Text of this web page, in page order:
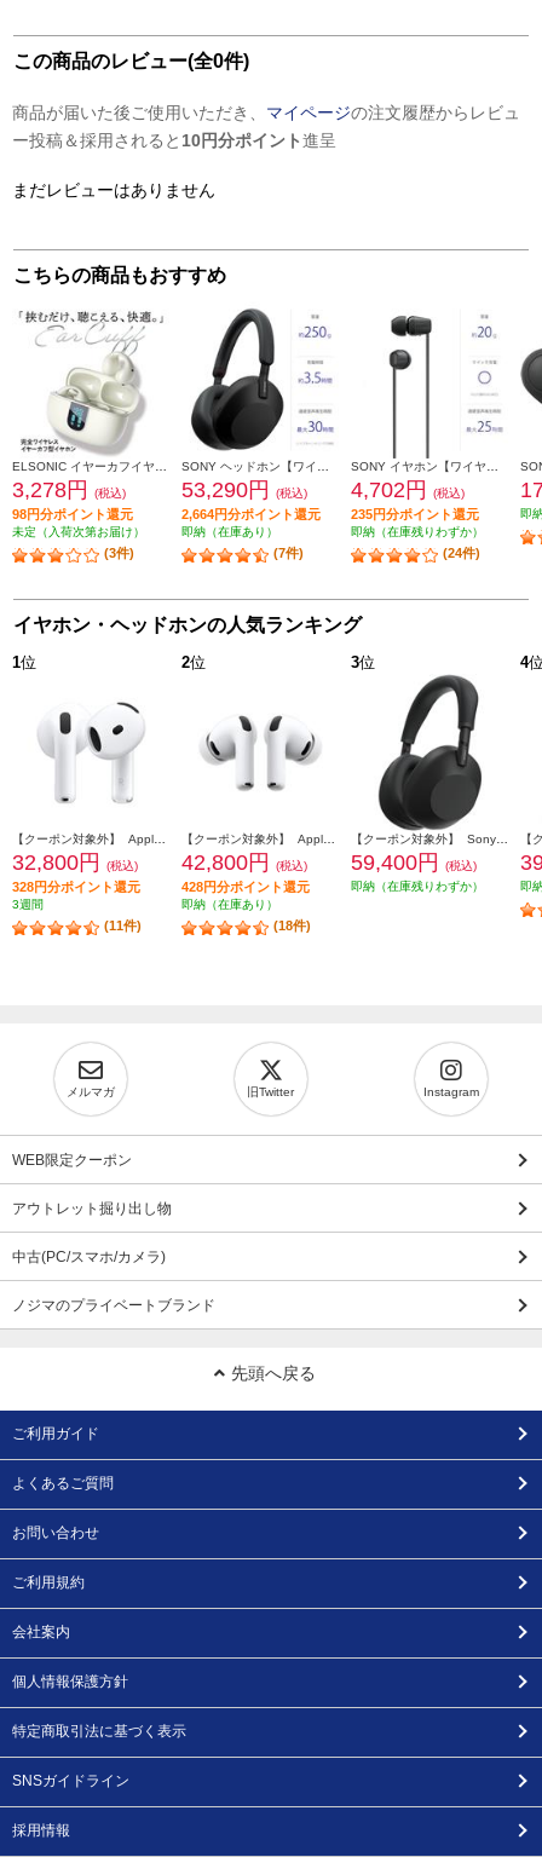
この商品のレビュー(全0件)
商品が届いた後ご使用いただき、 マイページの注文履歴からレビュ
ー投稿＆採用されると 10円分ポイント進呈
まだレビューはありません
こちらの商品もおすすめ
3,278円 (税込)
98円分ポイント還元
未定（入荷次第お届け）
(3件)
53,290円 (税込)
2,664円分ポイント還元
即納（在庫あり）
(7件)
4,702円 (税込)
235円分ポイント還元
即納（在庫残りわずか）
(24件)
即
イヤホン・ヘッドホンの人気ランキング
1位
32,800円 (税込)
328円分ポイント還元
3週間
(11件)
2位
42,800円 (税込)
428円分ポイント還元
即納（在庫あり）
(18件)
3位
59,400円
(税込)
即納（在庫残りわずか）
4
即
メルマガ 旧Twitter Instagram
WEB限定クーポン
アウトレット掘り出し物
中古(PC/スマホ/カメラ)
ノジマのプライベートブランド
先頭へ戻る
ご利用ガイド
よくあるご質問
お問い合わせ
ご利用規約
会社案内
個人情報保護方針
特定商取引法に基づく表示
SNSガイドライン
採用情報